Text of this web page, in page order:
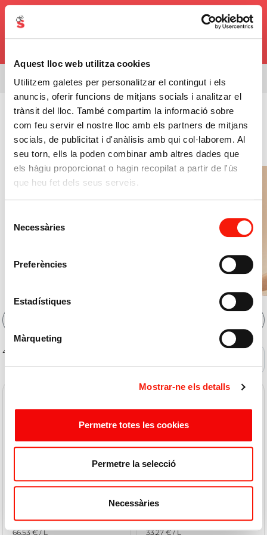
Aquest lloc web utilitza cookies
Utilitzem galetes per personalitzar el contingut i els
anuncis, oferir funcions de mitjans socials i analitzar el
trànsit del lloc. També compartim la informació sobre
com feu servir el nostre lloc amb els partners de mitjans
socials, de publicitat i d'anàlisis amb qui col·laborem. Al
seu torn, ells la poden combinar amb altres dades que
els hàgiu proporcionat o hagin recopilat a partir de l'ús
que heu fet dels seus serveis.
Necessàries
Preferències
Estadístiques
Màrqueting
Mostrar-ne els detalls
Permetre totes les cookies
Permetre la selecció
Necessàries
0,00€
Estás viendo el surtido de 08338
Cuidado Personal Productos Corporales
Comprar Productos
Corporales Online
40 de 244 productos
SANEX
66,53 € / L
Deo Spray Men Fresh
33,27 € / L